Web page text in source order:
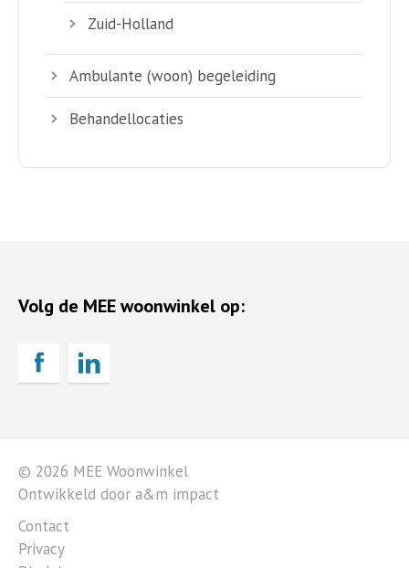
Zuid-Holland
Ambulante (woon) begeleiding
Behandellocaties
Volg de MEE woonwinkel op:
© 2026 MEE Woonwinkel
Ontwikkeld door a&m impact
Contact
Privacy